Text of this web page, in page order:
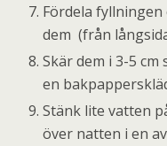
Fördela
dem (från
Skär dem i 3-5
en
Stänk lite vatten
över natten i en